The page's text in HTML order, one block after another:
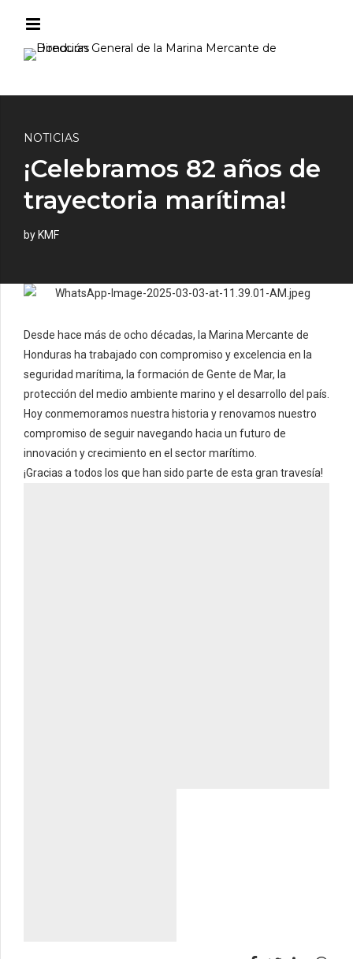
NOTICIAS
¡Celebramos 82 años de
trayectoria marítima!
by KMF
Desde hace más de ocho décadas, la Marina Mercante de
Honduras ha trabajado con compromiso y excelencia en la
seguridad marítima, la formación de Gente de Mar, la
protección del medio ambiente marino y el desarrollo del país.
Hoy conmemoramos nuestra historia y renovamos nuestro
compromiso de seguir navegando hacia un futuro de
innovación y crecimiento en el sector marítimo.
¡Gracias a todos los que han sido parte de esta gran travesía!